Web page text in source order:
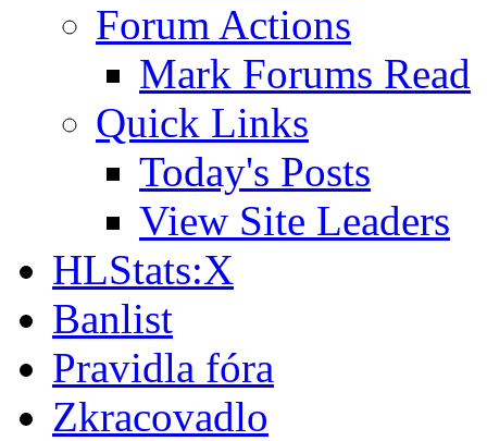
Forum Actions
Mark Forums Read
Quick Links
Today's Posts
View Site Leaders
HLStats:X
Banlist
Pravidla fóra
Zkracovadlo